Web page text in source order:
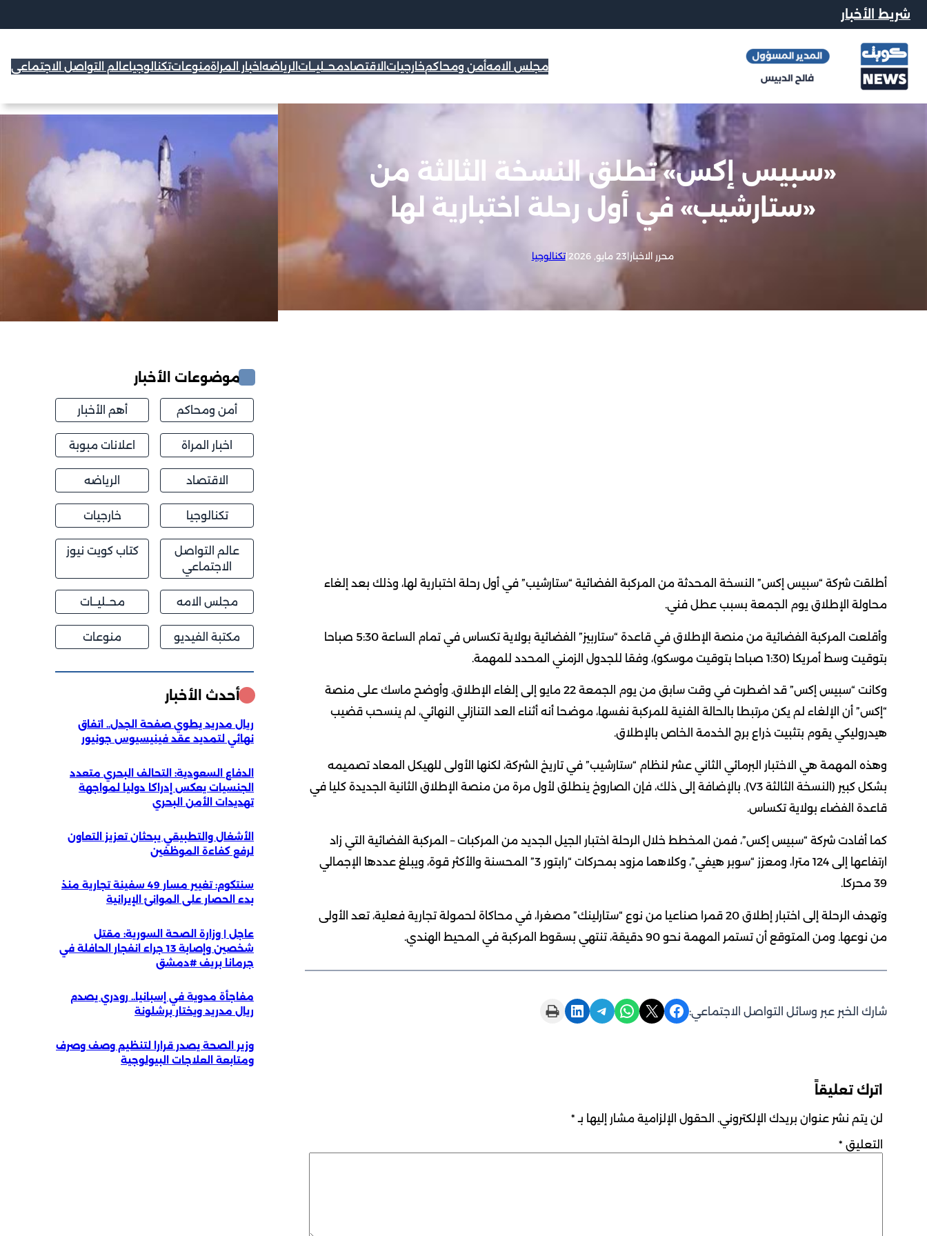
شريط الأخبار
مجلس الامهأمن ومحاكمخارجيات الاقتصادمحــليــات الرياضه اخبار المراةمنوعاتتكنالوجياعالم التواصل الاجتماعي
«سبيس إكس» تطلق النسخة الثالثة من
«ستارشيب» في أول رحلة اختبارية لها
محرر الاخبار|23 مايو, 2026 |تكنالوجيا
أطلقت شركة “سبيس إكس” النسخة المحدثة من المركبة الفضائية “ستارشيب” في أول رحلة اختبارية لها، وذلك بعد إلغاء
محاولة الإطلاق يوم الجمعة بسبب عطل فني.
وأقلعت المركبة الفضائية من منصة الإطلاق في قاعدة “ستاربيز” الفضائية بولاية تكساس في تمام الساعة 5:30 صباحا
بتوقيت وسط أمريكا (1:30 صباحا بتوقيت موسكو)، وفقا للجدول الزمني المحدد للمهمة.
وكانت “سبيس إكس” قد اضطرت في وقت سابق من يوم الجمعة 22 مايو إلى إلغاء الإطلاق. وأوضح ماسك على منصة
“إكس” أن الإلغاء لم يكن مرتبطا بالحالة الفنية للمركبة نفسها، موضحا أنه أثناء العد التنازلي النهائي، لم ينسحب قضيب
هيدروليكي يقوم بتثبيت ذراع برج الخدمة الخاص بالإطلاق.
وهذه المهمة هي الاختبار البرمائي الثاني عشر لنظام “ستارشيب” في تاريخ الشركة، لكنها الأولى للهيكل المعاد تصميمه
بشكل كبير (النسخة الثالثة V3). بالإضافة إلى ذلك، فإن الصاروخ ينطلق لأول مرة من منصة الإطلاق الثانية الجديدة كليا في
قاعدة الفضاء بولاية تكساس.
كما أفادت شركة “سبيس إكس”، فمن المخطط خلال الرحلة اختبار الجيل الجديد من المركبات – المركبة الفضائية التي زاد
ارتفاعها إلى 124 مترا، ومعزز “سوبر هيفي”، وكلاهما مزود بمحركات “رابتور 3” المحسنة والأكثر قوة، ويبلغ عددها الإجمالي
39 محركا.
وتهدف الرحلة إلى اختبار إطلاق 20 قمرا صناعيا من نوع “ستارلينك” مصغرا، في محاكاة لحمولة تجارية فعلية، تعد الأولى
من نوعها. ومن المتوقع أن تستمر المهمة نحو 90 دقيقة، تنتهي بسقوط المركبة في المحيط الهندي.
شارك الخبر عبر وسائل التواصل الاجتماعي: Share on Facebook
Share on X
Share on WhatsApp
Share on Telegram
Share on LinkedIn
Print this Page
اترك تعليقاً
لن يتم نشر عنوان بريدك الإلكتروني. الحقول الإلزامية مشار إليها بـ *
التعليق *
موضوعات الأخبار
أمن ومحاكم أهم الأخبار
اخبار المراة اعلانات مبوبة
الاقتصاد الرياضه
تكنالوجيا خارجيات
عالم التواصل
الاجتماعي
كتاب كويت نيوز
مجلس الامه محــليــات
مكتبة الفيديو منوعات
أحدث الأخبار
ريال مدريد يطوي صفحة الجدل.. اتفاق
نهائي لتمديد عقد فينيسيوس جونيور
الدفاع السعودية: التحالف البحري متعدد
الجنسيات يعكس إدراكا دوليا لمواجهة
تهديدات الأمن البحري
الأشغال والتطبيقي يبحثان تعزيز التعاون
لرفع كفاءة الموظفين
سنتكوم: تغيير مسار 49 سفينة تجارية منذ
بدء الحصار على الموانئ الإيرانية
عاجل | وزارة الصحة السورية: مقتل
شخصين وإصابة 13 جراء انفجار الحافلة في
جرمانا بريف #دمشق
مفاجأة مدوية في إسبانيا.. رودري يصدم
ريال مدريد ويختار برشلونة
وزير الصحة يصدر قرارا لتنظيم وصف وصرف
ومتابعة العلاجات البيولوجية